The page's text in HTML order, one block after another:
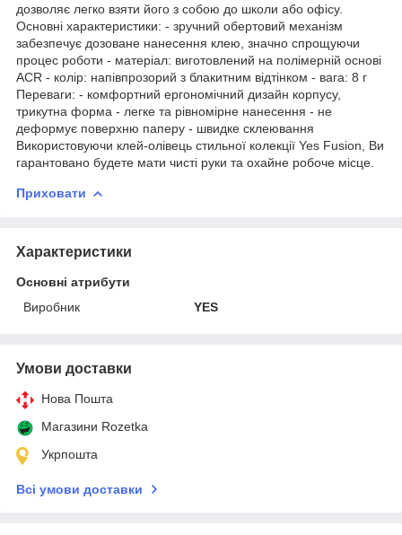
дозволяє легко взяти його з собою до школи або офісу.
Основні характеристики: - зручний обертовий механізм
забезпечує дозоване нанесення клею, значно спрощуючи
процес роботи - матеріал: виготовлений на полімерній основі
ACR - колір: напівпрозорий з блакитним відтінком - вага: 8 г
Переваги: - комфортний ергономічний дизайн корпусу,
трикутна форма - легке та рівномірне нанесення - не
деформує поверхню паперу - швидке склеювання
Використовуючи клей-олівець стильної колекції Yes Fusion, Ви
гарантовано будете мати чисті руки та охайне робоче місце.
Приховати
Характеристики
Основні атрибути
Виробник
YES
Умови доставки
Нова Пошта
Магазини Rozetka
Укрпошта
Всі умови доставки